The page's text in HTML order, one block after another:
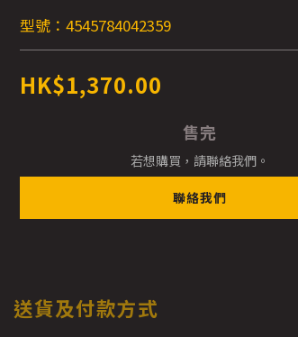
型號：4545784042359
HK$1,370.00
售完
若想購買，請聯絡我們。
聯絡我們
送貨及付款方式